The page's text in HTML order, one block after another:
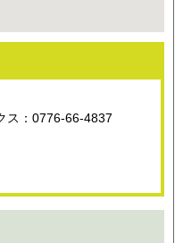
ス：0776-66-4837